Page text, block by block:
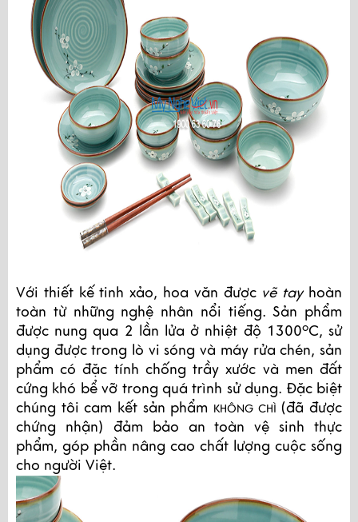
Với thiết kế tinh xảo, hoa văn được vẽ tayhoàn
toàn từ những nghệ nhân nổi tiếng. Sản phẩm
được nung qua 2 lần lửa ở nhiệt độ 1300oC, sử
dụng được trong lò vi sóng và máy rửa chén, sản
phẩm có đặc tính chống trầy xước và men đất
cứng khó bể vỡ trong quá trình sử dụng. Đặc biệt
chúng tôi cam kết sản phẩm KHÔNG CHÌ (đã được
chứng nhận) đảm bảo an toàn vệ sinh thực
phẩm, góp phần nâng cao chất lượng cuộc sống
cho người Việt.